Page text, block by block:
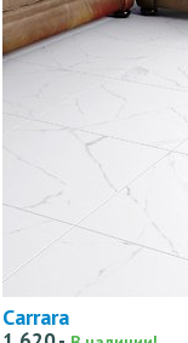
Carrara